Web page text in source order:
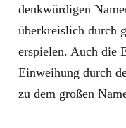
denkwürdigen
überkreislich durch
erspielen. Auch die
Einweihung durch
zu dem großen